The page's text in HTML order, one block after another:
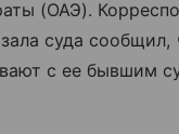
(ОАЭ).
суда сообщил,
с ее бывшим